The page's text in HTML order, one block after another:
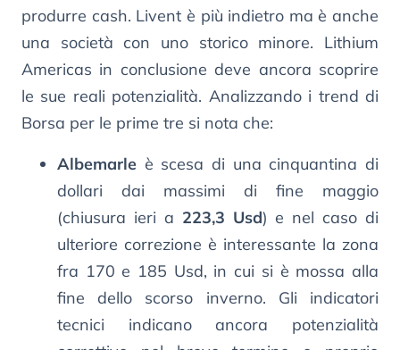
produrre cash. Livent è più indietro ma è anche
una società con uno storico minore. Lithium
Americas in conclusione deve ancora scoprire
le sue reali potenzialità. Analizzando i trend di
Borsa per le prime tre si nota che:
Albemarle è scesa di una cinquantina di
dollari dai massimi di fine maggio
(chiusura ieri a 223,3 Usd) e nel caso di
ulteriore correzione è interessante la zona
fra 170 e 185 Usd, in cui si è mossa alla
fine dello scorso inverno. Gli indicatori
tecnici indicano ancora potenzialità